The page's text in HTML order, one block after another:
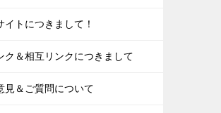
イトにつきまして！
ク＆相互リンクにつきまして
見＆ご質問について